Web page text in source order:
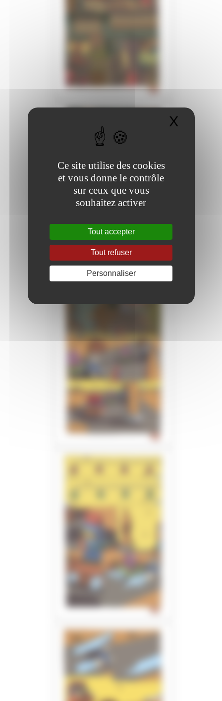
Ce site utilise des cookies
et vous donne le contrôle
sur ceux que vous
souhaitez activer
Tout accepter
Tout refuser
Personnaliser
X